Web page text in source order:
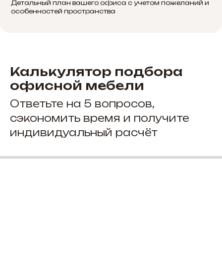
Детальный план вашего офиса с учетом пожеланий и
особенностей пространства
Калькулятор подбора
офисной мебели
Ответьте на 5 вопросов,
сэкономить время и получите
индивидуальный расчёт